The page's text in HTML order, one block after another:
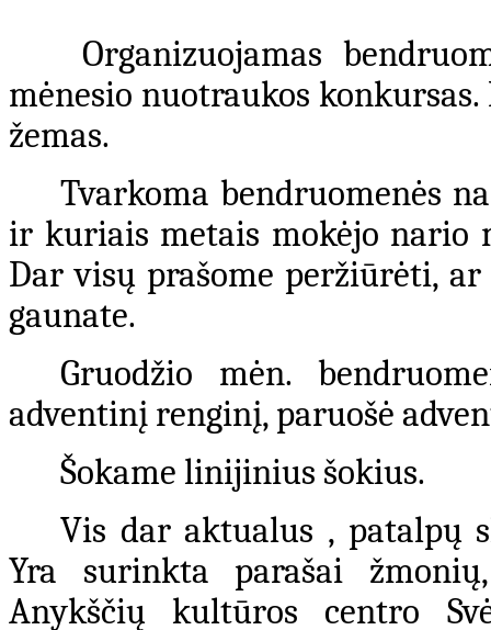
Organizuojamas
mėnesio nuotraukos
žemas.
Tvarkoma bendruomenės
ir kuriais metais mokėjo nario
Dar visų prašome peržiūrėti,
gaunate.
Gruodžio mėn.
adventinį renginį, paruošė
Šokame linijinius šokius.
Vis dar aktualus , patalpų
Yra surinkta parašai
Anykščių kultūros centro